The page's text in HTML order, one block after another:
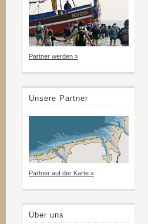
Partner werden »
Unsere Partner
Partner auf der Karte »
Über uns